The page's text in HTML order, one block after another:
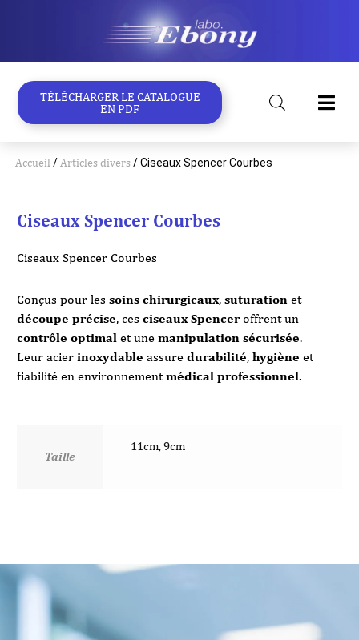
TÉLÉCHARGER LE CATALOGUE
EN PDF
Accueil /Articles divers / Ciseaux Spencer Courbes
Ciseaux Spencer Courbes
Ciseaux Spencer Courbes
Conçus pour les soins chirurgicaux, suturation et
découpe précise, ces ciseaux Spenceroffrent un
contrôle optimal et une manipulation sécurisée.
Leur acier inoxydable assure durabilité, hygiène et
fiabilité en environnementmédical professionnel.
Taille
11cm, 9cm